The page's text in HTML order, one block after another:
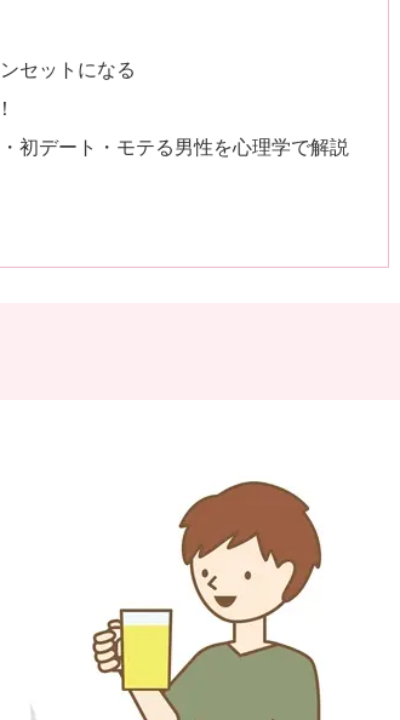
セットになる
初デート・モテる男性を心理学で解説